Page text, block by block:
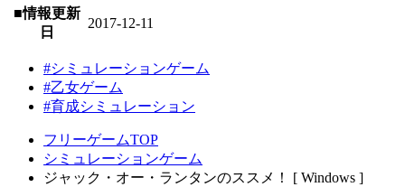
■情報更新
日
2017-12-11
#シミュレーションゲーム
#乙女ゲーム
#育成シミュレーション
フリーゲームTOP
シミュレーションゲーム
ジャック・オー・ランタンのススメ！ [ Windows ]